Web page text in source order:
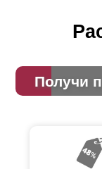
Получи